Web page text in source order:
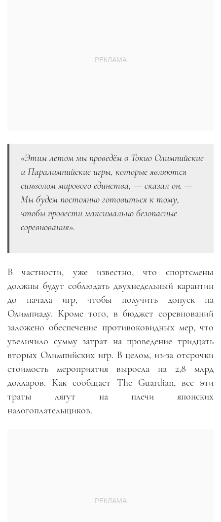
«Этим летом мы проведём в Токио Олимпийские
и Паралимпийские игры, которые являются
символом мирового единства, — сказал он. —
Мы будем постоянно готовиться к тому,
чтобы провести максимально безопасные
соревнования».
В частности, уже известно, что спортсмены
должны будут соблюдать двухнедельный карантин
до начала игр, чтобы получить допуск на
Олимпиаду. Кроме того, в бюджет соревнований
заложено обеспечение противоковидных мер, что
увеличило сумму затрат на проведение тридцать
вторых Олимпийских игр. В целом, из-за отсрочки
стоимость мероприятия выросла на 2,8 млрд
долларов. Как сообщает The Guardian, все эти
траты лягут на плечи японских
налогоплательщиков.